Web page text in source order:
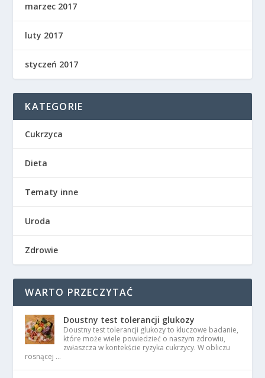
marzec 2017
luty 2017
styczeń 2017
KATEGORIE
Cukrzyca
Dieta
Tematy inne
Uroda
Zdrowie
WARTO PRZECZYTAĆ
Doustny test tolerancji glukozy
Doustny test tolerancji glukozy to kluczowe badanie,
które może wiele powiedzieć o naszym zdrowiu,
zwłaszcza w kontekście ryzyka cukrzycy. W obliczu
rosnącej …